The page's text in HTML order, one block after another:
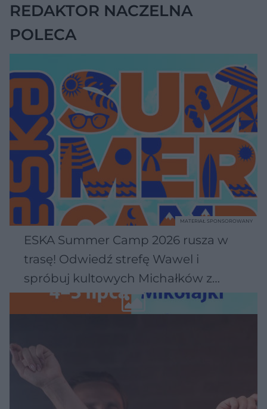
REDAKTOR NACZELNA
POLECA
ESKA Summer Camp 2026 rusza w
trasę! Odwiedź strefę Wawel i
spróbuj kultowych Michałków z
Wawelu
MATERIAŁ SPONSOROWANY